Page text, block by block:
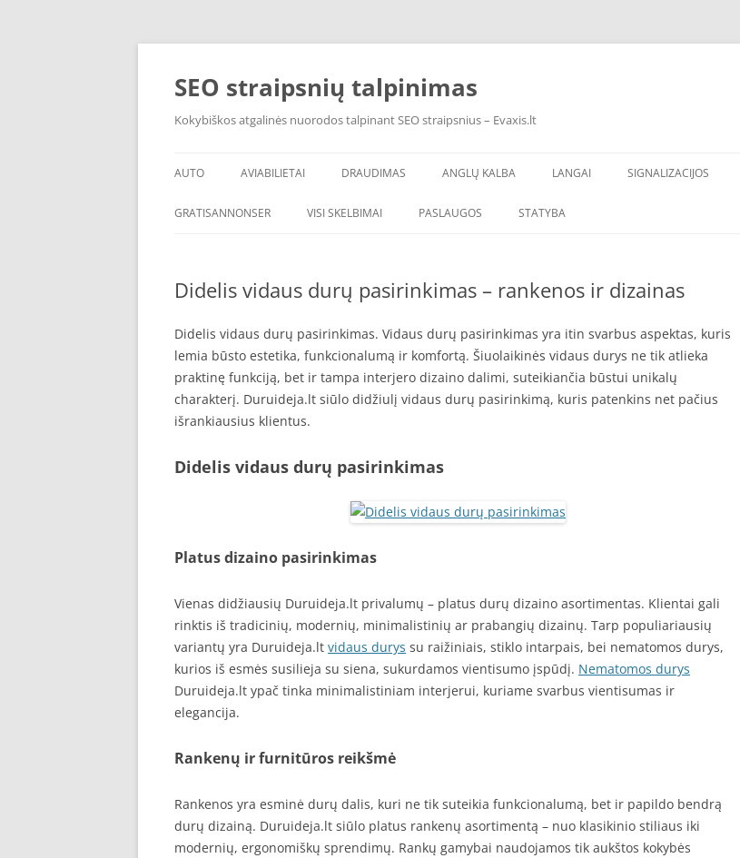
Skip
SEO straipsnių talpinimas
Kokybiškos atgalinės nuorodos talpinant SEO straipsnius – Evaxis.lt
AUTO AVIABILIETAI DRAUDIMAS ANGLŲ KALBA LANGAI SIGNALIZACIJOS
GRATISANNONSER VISI SKELBIMAI PASLAUGOS STATYBA
Didelis vidaus durų pasirinkimas – rankenos ir dizainas
Didelis vidaus durų pasirinkimas. Vidaus durų pasirinkimas yra itin svarbus aspektas, kuris
lemia būsto estetika, funkcionalumą ir komfortą. Šiuolaikinės vidaus durys ne tik atlieka
praktinę funkciją, bet ir tampa interjero dizaino dalimi, suteikiančia būstui unikalų
charakterį. Duruideja.lt siūlo didžiulį vidaus durų pasirinkimą, kuris patenkins net pačius
išrankiausius klientus.
Didelis vidaus durų pasirinkimas
Platus dizaino pasirinkimas
Vienas didžiausių Duruideja.lt privalumų – platus durų dizaino asortimentas. Klientai gali
rinktis iš tradicinių, modernių, minimalistinių ar prabangių dizainų. Tarp populiariausių
variantų yra Duruideja.lt vidaus durys su raižiniais, stiklo intarpais, bei nematomos durys,
kurios iš esmės susilieja su siena, sukurdamos vientisumo įspūdį. Nematomos durys
Duruideja.lt ypač tinka minimalistiniam interjerui, kuriame svarbus vientisumas ir
elegancija.
Rankenų ir furnitūros reikšmė
Rankenos yra esminė durų dalis, kuri ne tik suteikia funkcionalumą, bet ir papildo bendrą
durų dizainą. Duruideja.lt siūlo platus rankenų asortimentą – nuo klasikinio stiliaus iki
modernių, ergonomiškų sprendimų. Rankų gamybai naudojamos tik aukštos kokybės